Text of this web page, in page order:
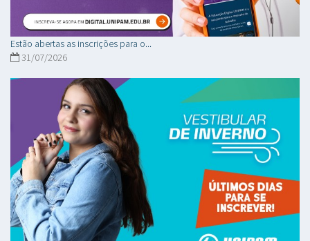
Estão abertas as inscrições para o...
31/07/2026